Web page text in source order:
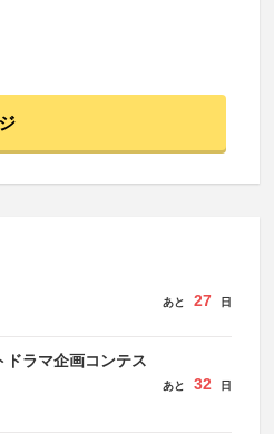
あと 27 日
ドラマ企画コンテス
あと 32 日